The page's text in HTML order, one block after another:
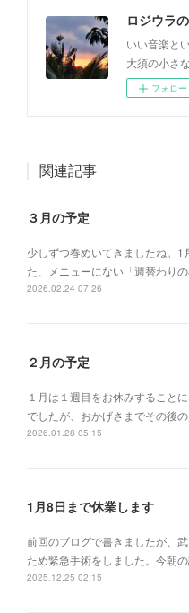
ロジウラ
いい音楽と
大須の小さ
フォロー
関連記事
３月の予定
少しずつ春めいてきましたね。1
た、メニューにない「週替わり
2026.02.24 07:26
２月の予定
１月は１週目をお休みすること
でしたが、おかげさまでその後
2026.01.28 05:15
1月8日まで休業します
前回のブログで書きましたが、
ため緊急手術をしました。今朝
2025.12.25 02:15